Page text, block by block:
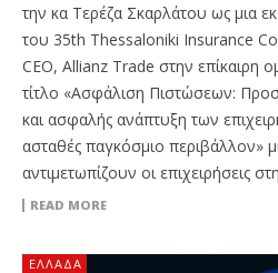
την κα Τερέζα Σκαρλάτου ως μια
του 35th Thessaloniki Insurance
CEO, Allianz Trade στην επίκαιρη
τίτλο «Ασφάλιση Πιστώσεων:
και ασφαλής ανάπτυξη των
ασταθές παγκόσμιο περιβάλλον»
αντιμετωπίζουν οι επιχειρήσεις
READ MORE
ΕΛΛΆΔΑ